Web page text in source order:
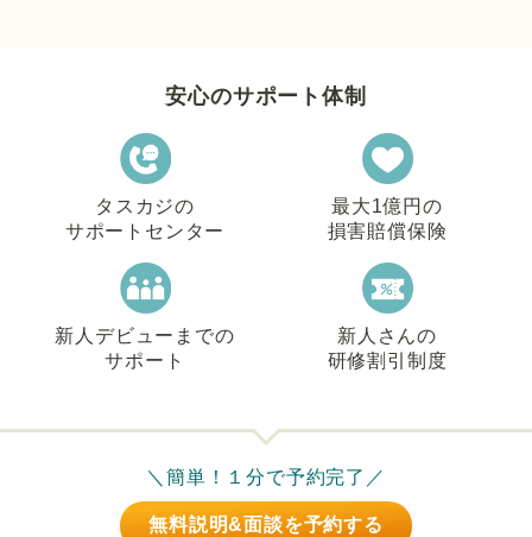
安心のサポート体制
タスカジの
サポートセンター
最大1億円の
損害賠償保険
新人デビューまでの
サポート
新人さんの
研修割引制度
＼簡単！１分で予約完了／
無料説明&面談を予約する